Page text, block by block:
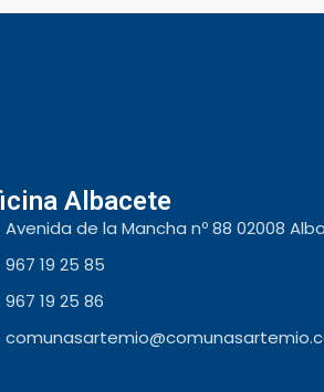
Albacete
Avenida de la Mancha nº 88 02008
967 19 25 85
967 19 25 86